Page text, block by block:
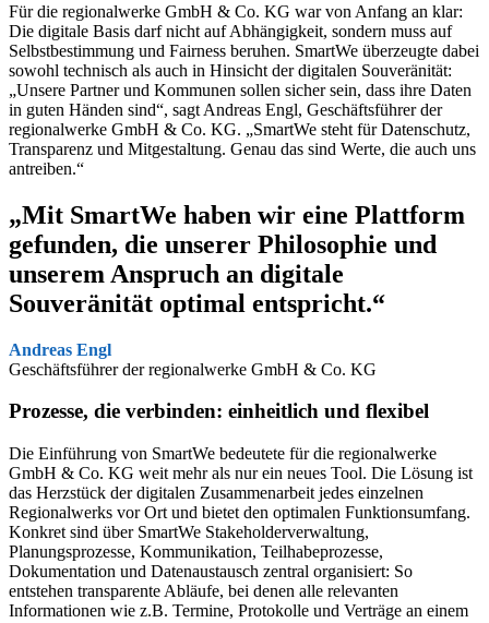
Für die regionalwerke GmbH & Co. KG war von Anfang an klar:
Die digitale Basis darf nicht auf Abhängigkeit, sondern muss auf
Selbstbestimmung und Fairness beruhen. SmartWe überzeugte dabei
sowohl technisch als auch in Hinsicht der digitalen Souveränität:
„Unsere Partner und Kommunen sollen sicher sein, dass ihre Daten
in guten Händen sind“, sagt Andreas Engl, Geschäftsführer der
regionalwerke GmbH & Co. KG. „SmartWe steht für Datenschutz,
Transparenz und Mitgestaltung. Genau das sind Werte, die auch uns
antreiben.“
„Mit SmartWe haben wir eine Plattform
gefunden, die unserer Philosophie und
unserem Anspruch an digitale
Souveränität optimal entspricht.“
Andreas Engl
Geschäftsführer der regionalwerke GmbH & Co. KG
Prozesse, die verbinden: einheitlich und flexibel
Die Einführung von SmartWe bedeutete für die regionalwerke
GmbH & Co. KG weit mehr als nur ein neues Tool. Die Lösung ist
das Herzstück der digitalen Zusammenarbeit jedes einzelnen
Regionalwerks vor Ort und bietet den optimalen Funktionsumfang.
Konkret sind über SmartWe Stakeholderverwaltung,
Planungsprozesse, Kommunikation, Teilhabeprozesse,
Dokumentation und Datenaustausch zentral organisiert: So
entstehen transparente Abläufe, bei denen alle relevanten
Informationen wie z.B. Termine, Protokolle und Verträge an einem